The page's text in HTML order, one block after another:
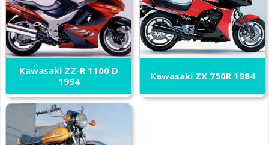
Kawasaki ZZ-R 1100 D
1994
Kawasaki ZX 750R 1984